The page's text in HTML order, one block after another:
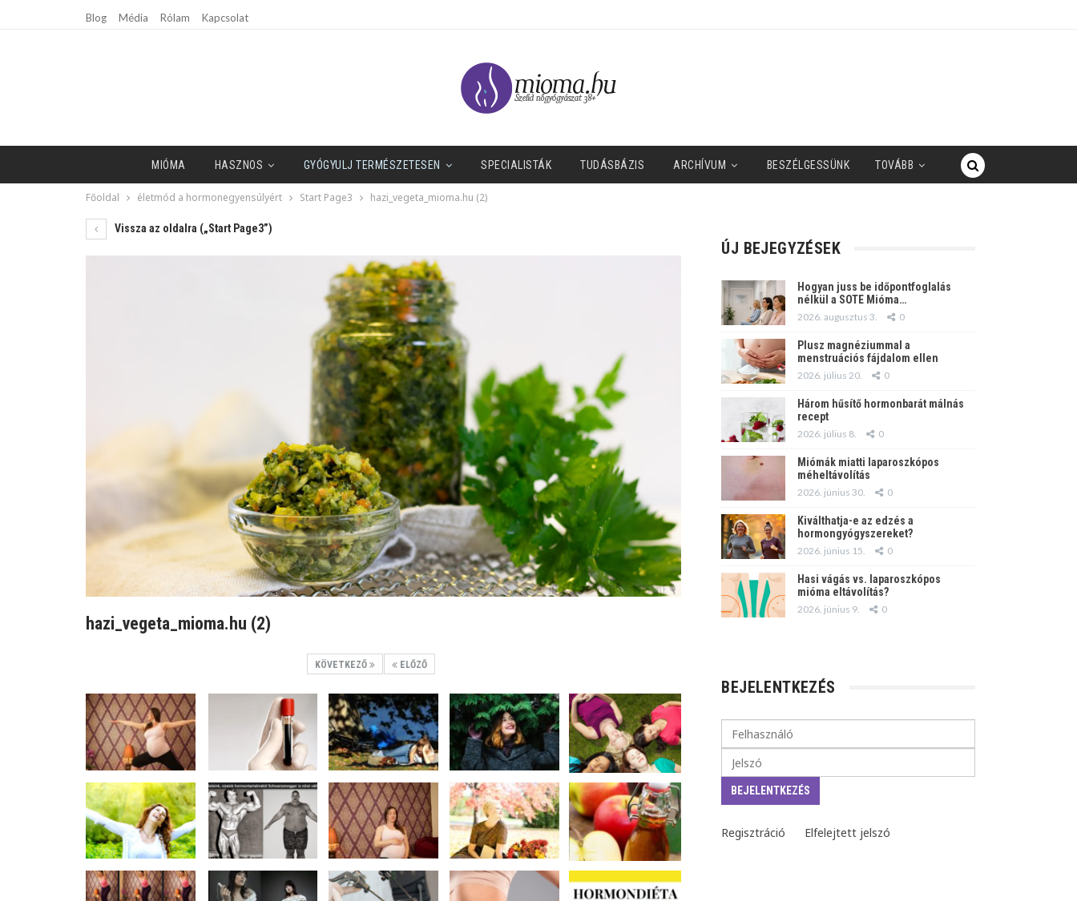
Blog Média Rólam Kapcsolat
MIÓMA HASZNOS GYÓGYULJ TERMÉSZETESEN SPECIALISTÁK TUDÁSBÁZIS ARCHÍVUM BESZÉLGESSÜNK TOVÁBB
Főoldal életmód a hormonegyensúlyért Start Page3 hazi_vegeta_mioma.hu (2)
Vissza az oldalra („Start Page3”)
hazi_vegeta_mioma.hu (2)
KÖVETKEZŐ ELŐZŐ
ÚJ BEJEGYZÉSEK
Hogyan juss be időpontfoglalás
nélkül a SOTE Mióma…
2026. augusztus 3. 0
Plusz magnéziummal a
menstruációs fájdalom ellen
2026. július 20. 0
Három hűsítő hormonbarát málnás
recept
2026. július 8. 0
Miómák miatti laparoszkópos
méheltávolítás
2026. június 30. 0
Kiválthatja-e az edzés a
hormongyógyszereket?
2026. június 15. 0
Hasi vágás vs. laparoszkópos
mióma eltávolítás?
2026. június 9. 0
BEJELENTKEZÉS
Regisztráció Elfelejtett jelszó